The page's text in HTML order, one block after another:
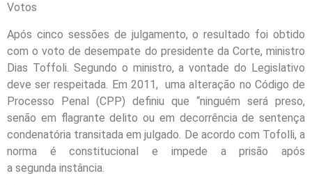
Votos
Após cinco sessões de julgamento, o resultado foi obtido
com o voto de desempate do presidente da Corte, ministro
Dias Toffoli. Segundo o ministro, a vontade do Legislativo
deve ser respeitada. Em 2011, uma alteração no Código de
Processo Penal (CPP) definiu que “ninguém será preso,
senão em flagrante delito ou em decorrência de sentença
condenatória transitada em julgado. De acordo com Tofolli, a
norma é constitucional e impede a prisão após
a segunda instância.